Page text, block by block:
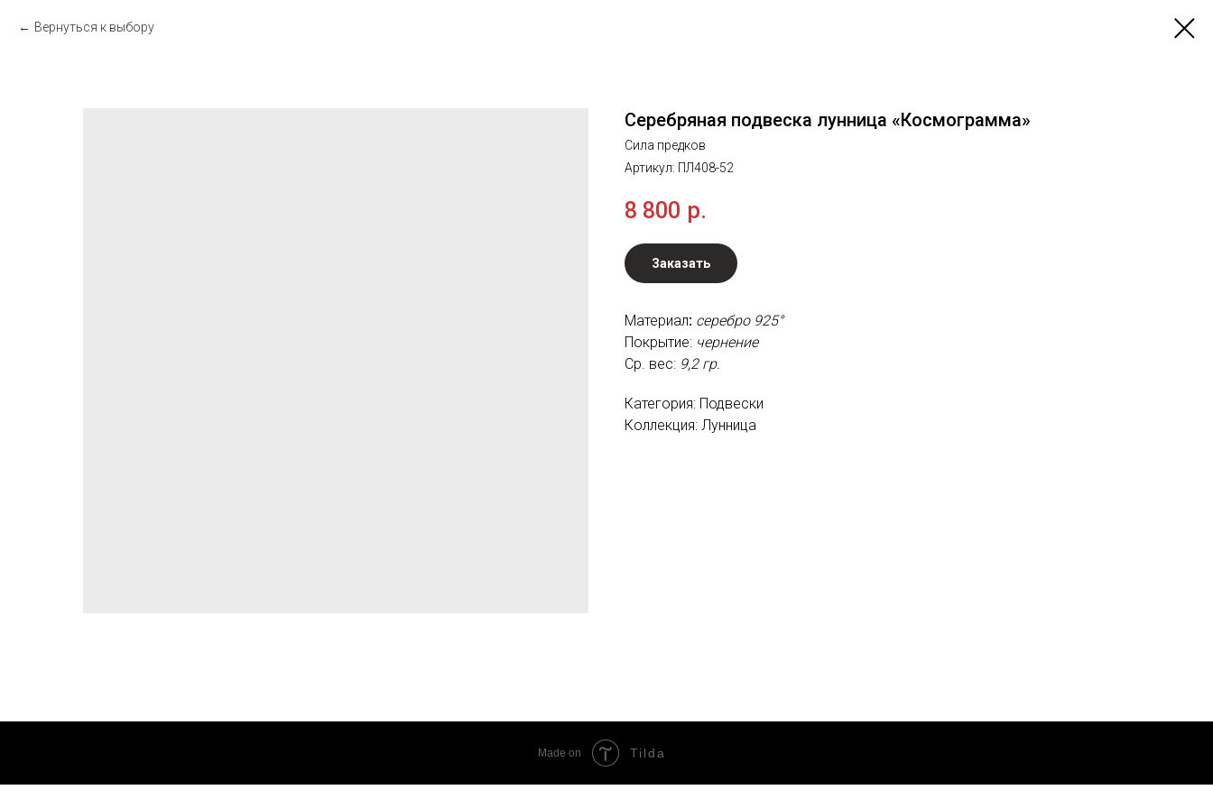
Вернуться к выбору
Серебряная подвеска лунница «Космограмма»
Сила предков
Артикул: ПЛ408-52
8 800 р.
Заказать
Материал: серебро 925°
Покрытие: чернение
Ср. вес: 9,2 гр.
Категория: Подвески
Коллекция: Лунница
Made on Tilda